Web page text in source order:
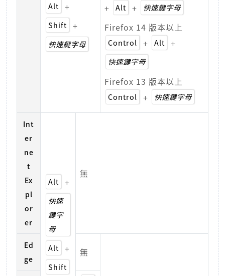
Alt +
Shift +
快速鍵字母
+ Alt + 快速鍵字母
Firefox 14 版本以上
Control + Alt +
快速鍵字母
Firefox 13 版本以上
Control + 快速鍵字母
Int
er
ne
t
Ex
pl
or
er
Alt +
快速
鍵字
母
Alt
+
Shift
無
Ed
ge
無